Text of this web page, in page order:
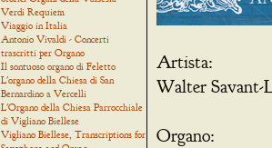
Verdi Requiem
Viaggio in Italia
Antonio Vivaldi - Concerti
trascritti per Organo
Il sontuoso organo di Feletto
L'organo della Chiesa di San
Bernardino a Vercelli
L'Organo della Chiesa Parrocchiale
di Vigliano Biellese
Vigliano Biellese, Transcriptions for
Artista:
Walter Savant-
Organo: